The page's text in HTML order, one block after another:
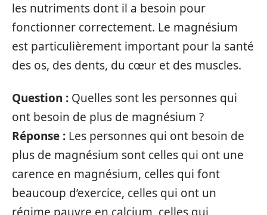
les nutriments dont il a besoin pour
fonctionner correctement. Le magnésium
est particulièrement important pour la santé
des os, des dents, du cœur et des muscles.
Question : Quelles sont les personnes qui
ont besoin de plus de magnésium ?
Réponse : Les personnes qui ont besoin de
plus de magnésium sont celles qui ont une
carence en magnésium, celles qui font
beaucoup d’exercice, celles qui ont un
régime pauvre en calcium, celles qui